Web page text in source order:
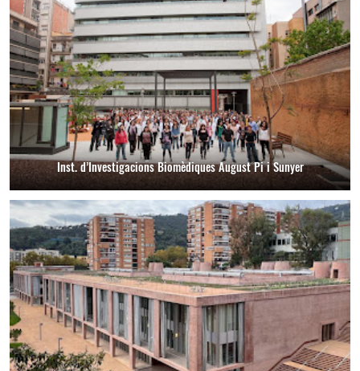
Inst. d’Investigacions Biomèdiques August Pi i Sunyer